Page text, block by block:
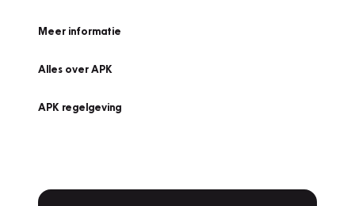
Meer informatie
Alles over APK
APK regelgeving